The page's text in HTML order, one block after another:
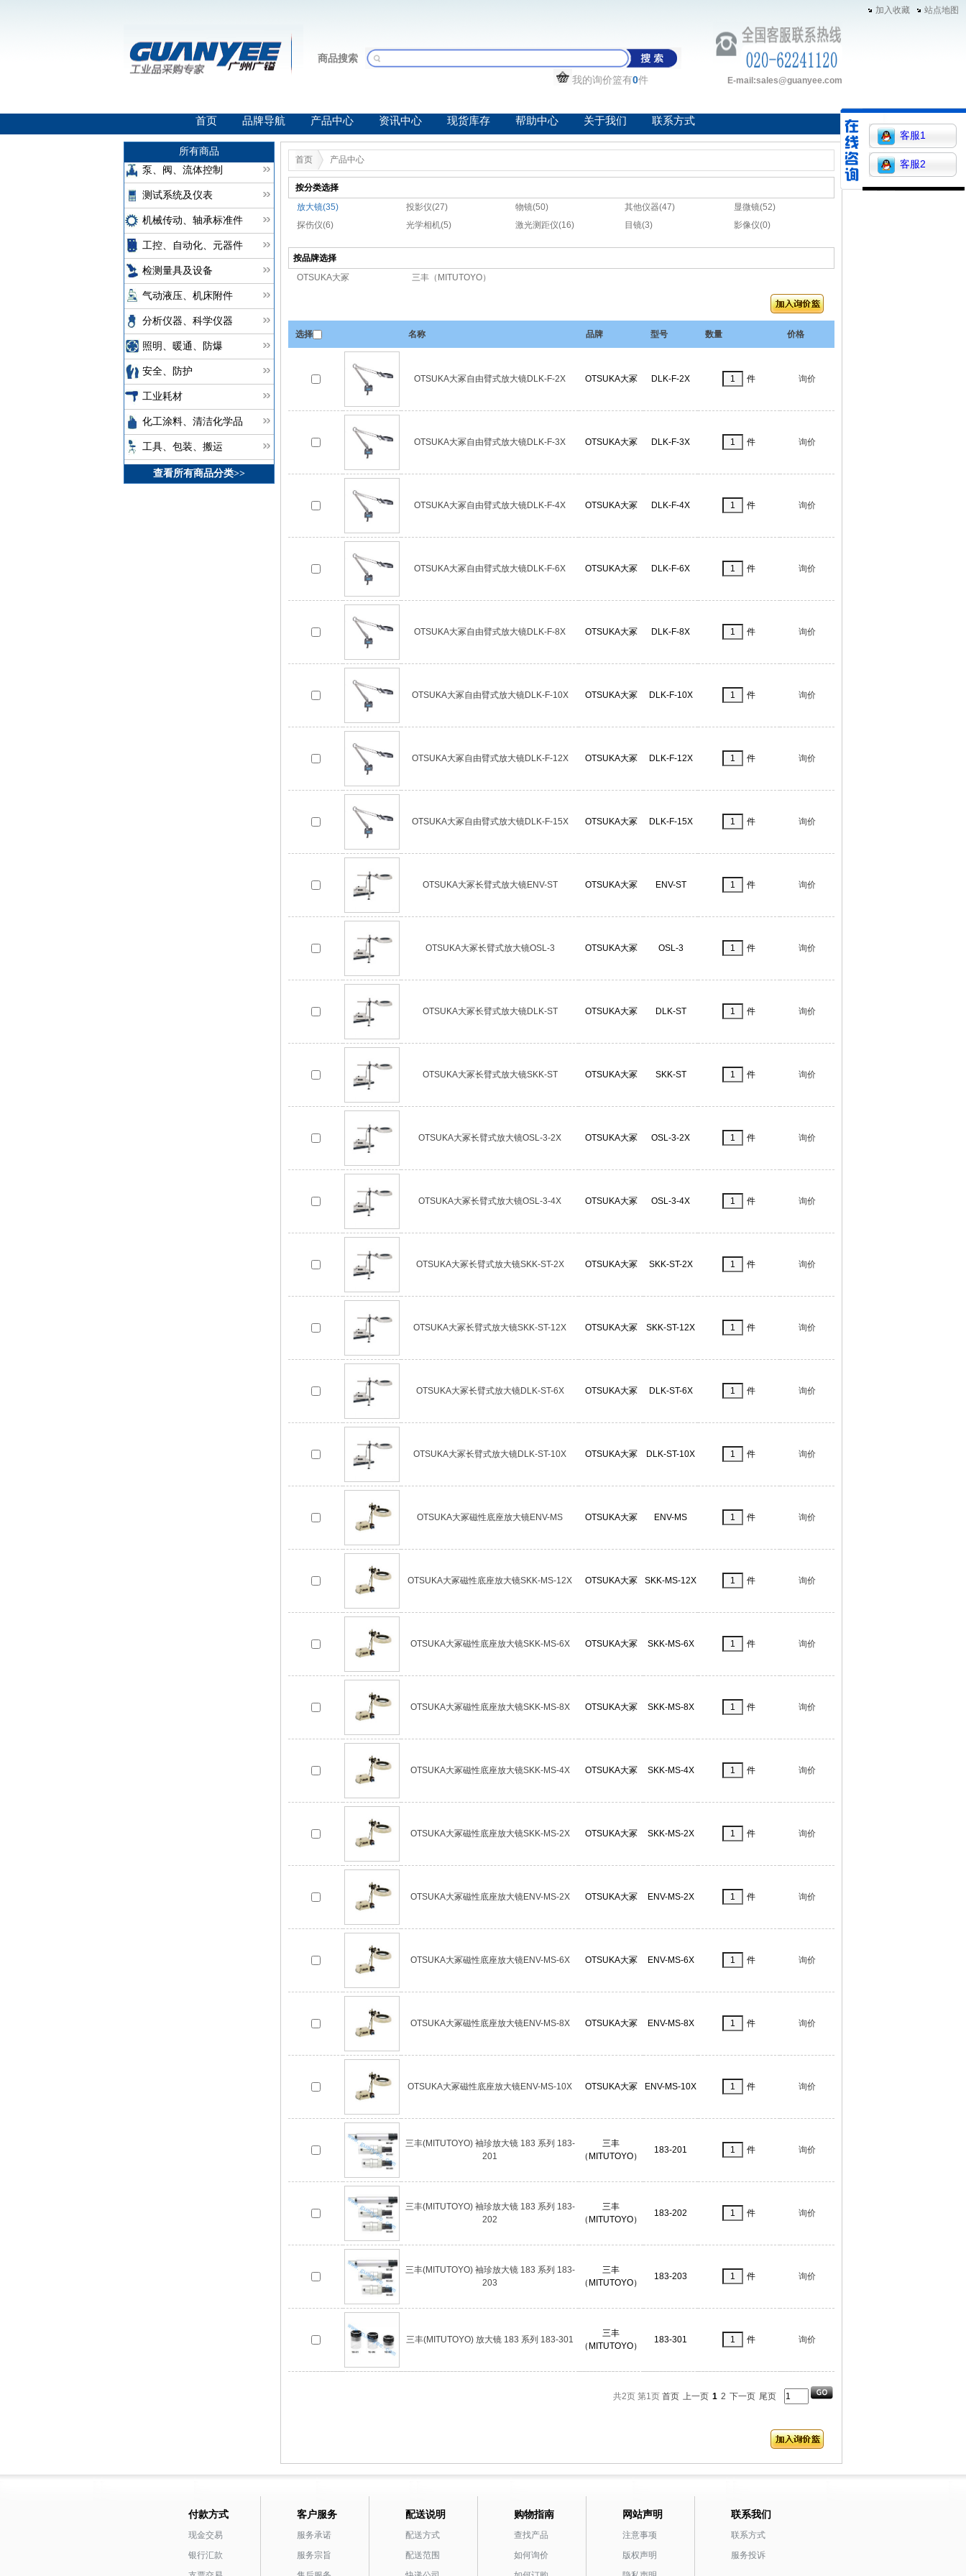
客服1
客服2
加入收藏 站点地图
商品搜索
我的询价篮有0件 E-mail:sales@guanyee.com
首页 品牌导航 产品中心 资讯中心 现货库存 帮助中心 关于我们 联系方式
所有商品
泵、阀、流体控制
测试系统及仪表
机械传动、轴承标准件
工控、自动化、元器件
检测量具及设备
气动液压、机床附件
分析仪器、科学仪器
照明、暖通、防爆
安全、防护
工业耗材
化工涂料、清洁化学品
工具、包装、搬运
查看所有商品分类>>
首页 产品中心
按分类选择
放大镜(35)
投影仪(27) 物镜(50) 其他仪器(47)
显微镜(52)
探伤仪(6)
光学相机(5) 激光测距仪(16) 目镜(3) 影像仪(0)
按品牌选择
OTSUKA大冢
三丰（MITUTOYO）
选择 名称 品牌 型号 数量 价格
OTSUKA大冢自由臂式放大镜DLK-F-2X OTSUKA大冢 DLK-F-2X 件 询价
OTSUKA大冢自由臂式放大镜DLK-F-3X OTSUKA大冢 DLK-F-3X 件 询价
OTSUKA大冢自由臂式放大镜DLK-F-4X OTSUKA大冢 DLK-F-4X 件 询价
OTSUKA大冢自由臂式放大镜DLK-F-6X OTSUKA大冢 DLK-F-6X 件 询价
OTSUKA大冢自由臂式放大镜DLK-F-8X OTSUKA大冢 DLK-F-8X 件 询价
OTSUKA大冢自由臂式放大镜DLK-F-10X OTSUKA大冢 DLK-F-10X 件 询价
OTSUKA大冢自由臂式放大镜DLK-F-12X OTSUKA大冢 DLK-F-12X 件 询价
OTSUKA大冢自由臂式放大镜DLK-F-15X OTSUKA大冢 DLK-F-15X 件 询价
OTSUKA大冢长臂式放大镜ENV-ST OTSUKA大冢 ENV-ST 件 询价
OTSUKA大冢长臂式放大镜OSL-3 OTSUKA大冢 OSL-3 件 询价
OTSUKA大冢长臂式放大镜DLK-ST OTSUKA大冢 DLK-ST 件 询价
OTSUKA大冢长臂式放大镜SKK-ST OTSUKA大冢 SKK-ST 件 询价
OTSUKA大冢长臂式放大镜OSL-3-2X OTSUKA大冢 OSL-3-2X 件 询价
OTSUKA大冢长臂式放大镜OSL-3-4X OTSUKA大冢 OSL-3-4X 件 询价
OTSUKA大冢长臂式放大镜SKK-ST-2X OTSUKA大冢 SKK-ST-2X 件 询价
OTSUKA大冢长臂式放大镜SKK-ST-12X OTSUKA大冢 SKK-ST-12X 件 询价
OTSUKA大冢长臂式放大镜DLK-ST-6X OTSUKA大冢 DLK-ST-6X 件 询价
OTSUKA大冢长臂式放大镜DLK-ST-10X OTSUKA大冢 DLK-ST-10X 件 询价
OTSUKA大冢磁性底座放大镜ENV-MS OTSUKA大冢 ENV-MS 件 询价
OTSUKA大冢磁性底座放大镜SKK-MS-12X OTSUKA大冢 SKK-MS-12X 件 询价
OTSUKA大冢磁性底座放大镜SKK-MS-6X OTSUKA大冢 SKK-MS-6X 件 询价
OTSUKA大冢磁性底座放大镜SKK-MS-8X OTSUKA大冢 SKK-MS-8X 件 询价
OTSUKA大冢磁性底座放大镜SKK-MS-4X OTSUKA大冢 SKK-MS-4X 件 询价
OTSUKA大冢磁性底座放大镜SKK-MS-2X OTSUKA大冢 SKK-MS-2X 件 询价
OTSUKA大冢磁性底座放大镜ENV-MS-2X OTSUKA大冢 ENV-MS-2X 件 询价
OTSUKA大冢磁性底座放大镜ENV-MS-6X OTSUKA大冢 ENV-MS-6X 件 询价
OTSUKA大冢磁性底座放大镜ENV-MS-8X OTSUKA大冢 ENV-MS-8X 件 询价
OTSUKA大冢磁性底座放大镜ENV-MS-10X OTSUKA大冢 ENV-MS-10X 件 询价
三丰(MITUTOYO) 袖珍放大镜 183 系列 183-
201
三丰
（MITUTOYO）
183-201 件 询价
三丰(MITUTOYO) 袖珍放大镜 183 系列 183-
202
三丰
（MITUTOYO）
183-202 件 询价
三丰(MITUTOYO) 袖珍放大镜 183 系列 183-
203
三丰
（MITUTOYO）
183-203 件 询价
三丰(MITUTOYO) 放大镜 183 系列 183-301
三丰
（MITUTOYO）
183-301 件 询价
共2页 第1页 首页 上一页 1 2 下一页 尾页
付款方式
现金交易
银行汇款
客户服务
服务承诺
服务宗旨
配送说明
配送方式
配送范围
购物指南
查找产品
如何询价
网站声明
注意事项
版权声明
联系我们
联系方式
服务投诉